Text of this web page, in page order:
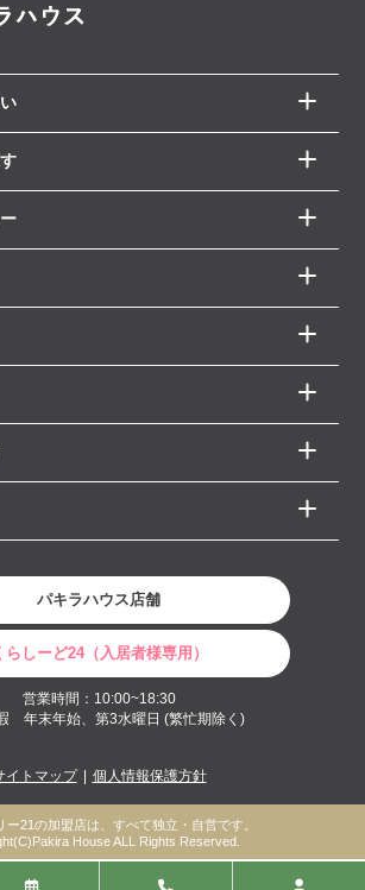
パキラハウス店舗
らしーど24（入居者様専用）
営業時間：10:00~18:30
年末年始、第3水曜日 (繁忙期除く)
イトマップ 個人情報保護方針
ー21の加盟店は、すべて独立・自営です。
House ALL Rights Reserved.